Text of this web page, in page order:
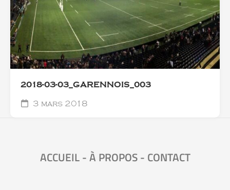
2018-03-03_GARENNOIS_003
3 mars 2018
ACCUEIL-À PROPOS- CONTACT